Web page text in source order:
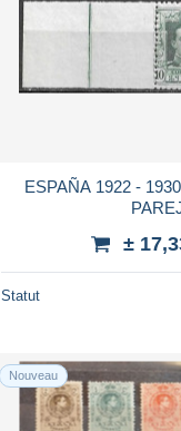
ESPAÑA 1922 - 1930
±
Statut
Nouveau